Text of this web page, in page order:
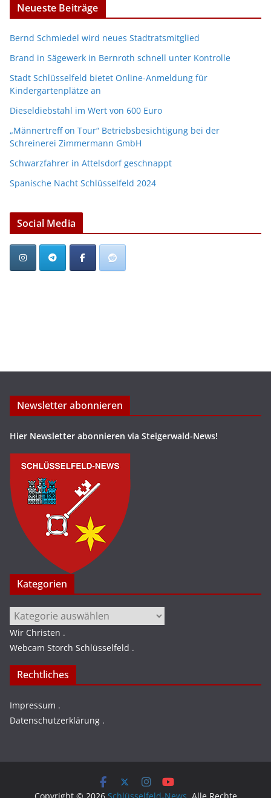
Neueste Beiträge
Bernd Schmiedel wird neues Stadtratsmitglied
Brand in Sägewerk in Bernroth schnell unter Kontrolle
Stadt Schlüsselfeld bietet Online-Anmeldung für
Kindergartenplätze an
Dieseldiebstahl im Wert von 600 Euro
„Männertreff on Tour“ Betriebsbesichtigung bei der
Schreinerei Zimmermann GmbH
Schwarzfahrer in Attelsdorf geschnappt
Spanische Nacht Schlüsselfeld 2024
Social Media
Newsletter abonnieren
Hier Newsletter abonnieren via Steigerwald-News!
Kategorien
Kategorien
Wir Christen .
Webcam Storch Schlüsselfeld .
Rechtliches
Impressum .
Datenschutzerklärung .